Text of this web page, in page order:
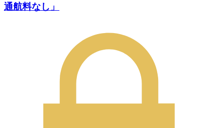
通航料なし」